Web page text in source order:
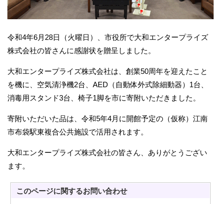
令和4年6月28日（火曜日）、市役所で大和エンタープライズ
株式会社の皆さんに感謝状を贈呈しました。
大和エンタープライズ株式会社は、創業50周年を迎えたこと
を機に、空気清浄機2台、AED（自動体外式除細動器）1台、
消毒用スタンド3台、椅子1脚を市に寄附いただきました。
寄附いただいた品は、令和5年4月に開館予定の（仮称）江南
市布袋駅東複合公共施設で活用されます。
大和エンタープライズ株式会社の皆さん、ありがとうござい
ます。
このページに関するお問い合わせ